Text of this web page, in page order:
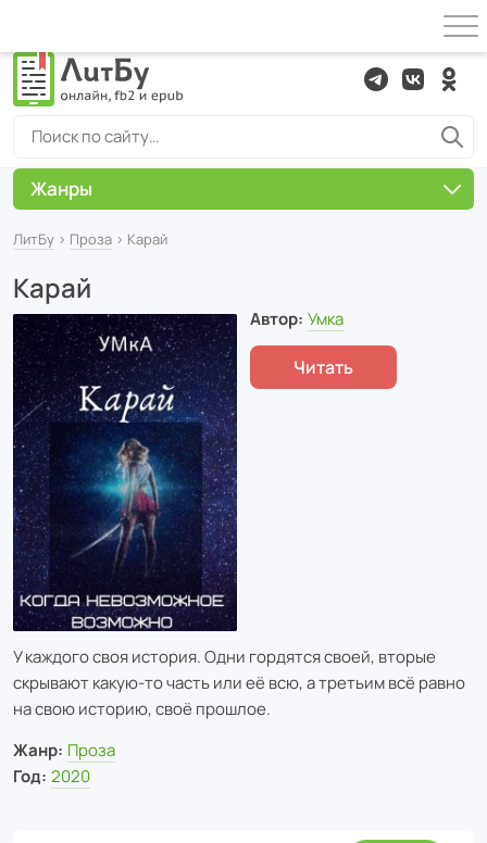
ЛитБу › Проза › Карай
Карай
Автор: Умка
Читать
У каждого своя история. Одни гордятся своей, вторые
скрывают какую-то часть или её всю, а третьим всё равно
на свою историю, своё прошлое.
Жанр: Проза
Год: 2020
Жанры